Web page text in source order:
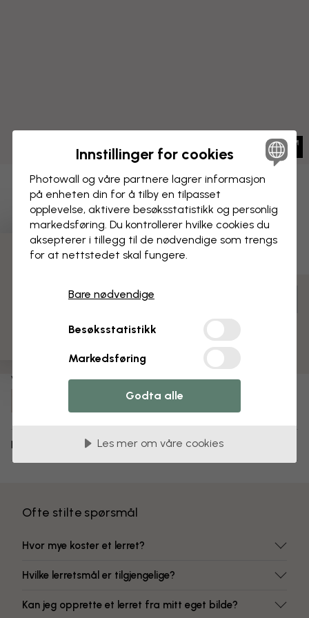
Blome på lerret - Kvartsglimmer
LERRETSBILDE
Tilpass og bestill
Matt overflate
Fargeekte farger
Varenummer:
Levering og retur
Ofte stilte spørsmål
Hvor mye koster et lerret?
Hvilke lerretsmål er tilgjengelige?
Kan jeg opprette et lerret fra mitt eget bilde?
Innstillinger for cookies
Photowall og våre partnere lagrer informasjon
på enheten din for å tilby en tilpasset
opplevelse, aktivere besøks­statistikk og personlig
markedsføring. Du kontrollerer hvilke cookies du
aksepterer i tillegg til de nødvendige som trengs
for at nettstedet skal fungere.
Bare nødvendige
Besøksstatistikk
Markedsføring
Godta alle
Les mer om våre cookies